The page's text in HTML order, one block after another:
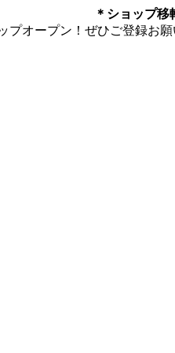
＊ショップ移
プオープン！ぜひご登録お